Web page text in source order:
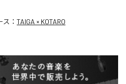
： TAIGA × KOTARO